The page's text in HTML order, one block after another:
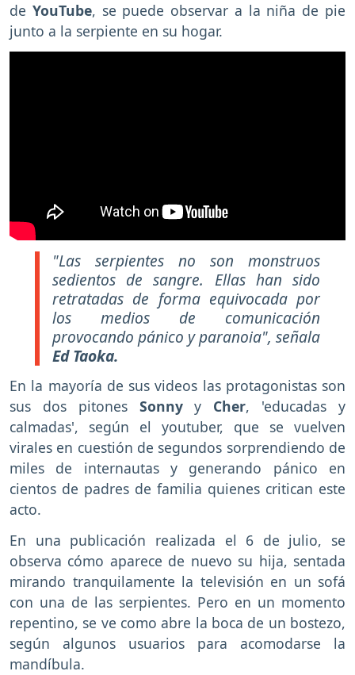
de YouTube, se puede observar a la niña de pie
junto a la serpiente en su hogar.
"Las serpientes no son monstruos
sedientos de sangre. Ellas han sido
retratadas de forma equivocada por
los medios de comunicación
provocando pánico y paranoia", señala
Ed Taoka.
En la mayoría de sus videos las protagonistas son
sus dos pitones Sonnyy Cher, 'educadas y
calmadas', según el youtuber, que se vuelven
virales en cuestión de segundos sorprendiendo de
miles de internautas y generando pánico en
cientos de padres de familia quienes critican este
acto.
En una publicación realizada el 6 de julio, se
observa cómo aparece de nuevo su hija, sentada
mirando tranquilamente la televisión en un sofá
con una de las serpientes. Pero en un momento
repentino, se ve como abre la boca de un bostezo,
según algunos usuarios para acomodarse la
mandíbula.